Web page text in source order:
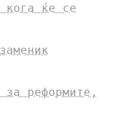
кога ќе се
реформите,